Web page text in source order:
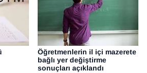
Öğretmenlerin il içi mazerete
bağlı yer değiştirme
sonuçları açıklandı